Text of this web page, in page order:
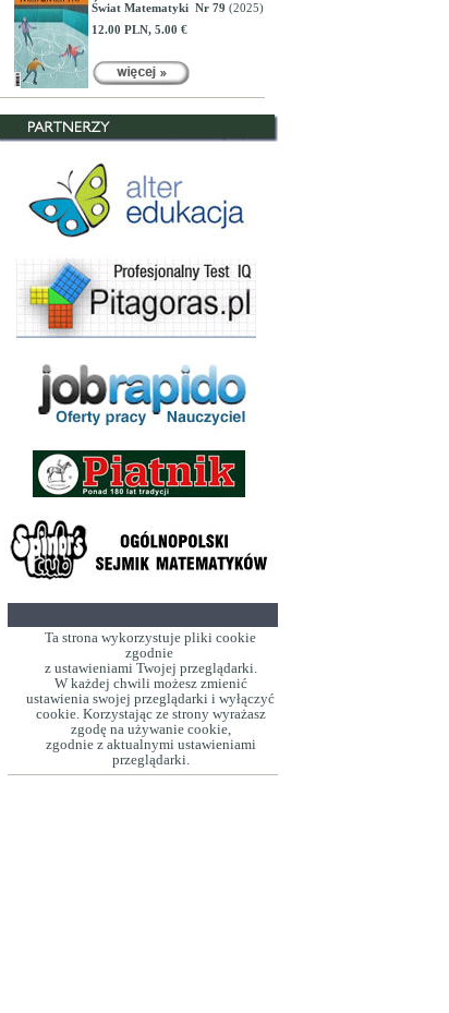
Świat Matematyki Nr 79 (2025)
12.00 PLN, 5.00 €
Ta strona wykorzystuje pliki cookie
zgodnie
z ustawieniami Twojej przeglądarki.
W każdej chwili możesz zmienić
ustawienia swojej przeglądarki i wyłączyć
cookie. Korzystając ze strony wyrażasz
zgodę na używanie cookie,
zgodnie z aktualnymi ustawieniami
przeglądarki.